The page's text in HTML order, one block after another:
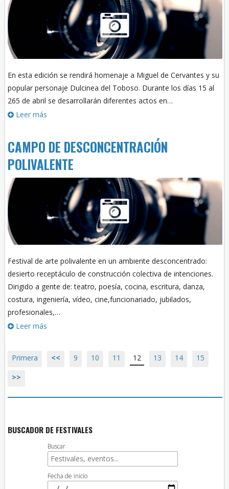
En esta edición se rendirá homenaje a Miguel de Cervantes y su
popular personaje Dulcinea del Toboso. Durante los días 15 al
265 de abril se desarrollarán diferentes actos en…
Leer más
CAMPO DE DESCONCENTRACIÓN
POLIVALENTE
Festival de arte polivalente en un ambiente desconcentrado:
desierto receptáculo de construcción colectiva de intenciones.
Dirigido a gente de: teatro, poesía, cocina, escritura, danza,
costura, ingeniería, vídeo, cine,funcionariado, jubilados,
profesionales,…
Leer más
Primera << 9 10 11 12 13 14
15
>>
BUSCADOR DE FESTIVALES
Buscar
Fecha de inicio